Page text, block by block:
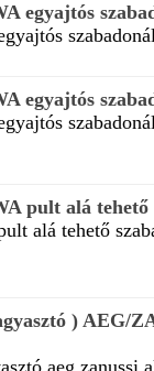
egyajtós
egyajtós
pult alá
alá tehető
) AEG/
aeg zanussi